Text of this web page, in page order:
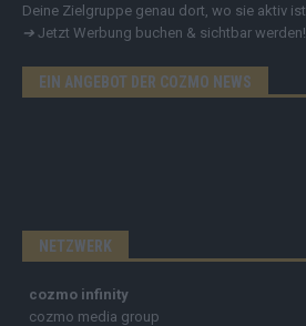
Deine Zielgruppe genau dort, wo sie aktiv ist.
➔ Jetzt Werbung buchen & sichtbar werden!
EIN ANGEBOT DER COZMO NEWS
NETZWERK
cozmo infinity
cozmo media group